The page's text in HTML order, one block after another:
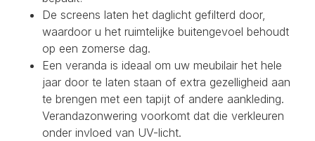
De screens laten het daglicht gefilterd door,
waardoor u het ruimtelijke buitengevoel behoudt
op een zomerse dag.
Een veranda is ideaal om uw meubilair het hele
jaar door te laten staan of extra gezelligheid aan
te brengen met een tapijt of andere aankleding.
Verandazonwering voorkomt dat die verkleuren
onder invloed van UV-licht.